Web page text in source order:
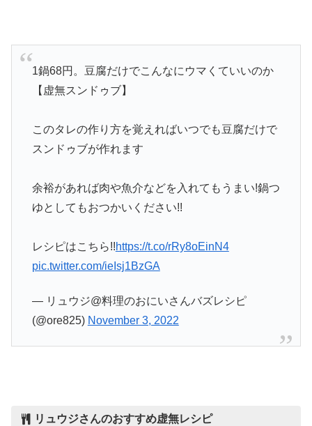
1鍋68円。豆腐だけでこんなにウマくていいのか
【虚無スンドゥブ】
このタレの作り方を覚えればいつでも豆腐だけで
スンドゥブが作れます
余裕があれば肉や魚介などを入れてもうまい!鍋つ
ゆとしてもおつかいください!!
レシピはこちら!!https://t.co/rRy8oEinN4
pic.twitter.com/ieIsj1BzGA
— リュウジ@料理のおにいさんバズレシピ
(@ore825) November 3, 2022
リュウジさんのおすすめ虚無レシピ